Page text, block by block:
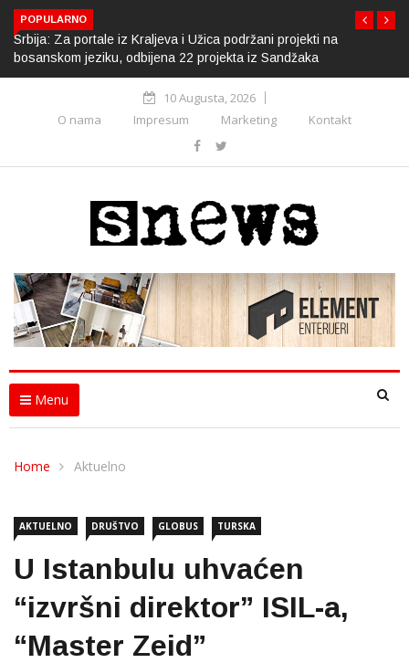
POPULARNO
Srbija: Za portale iz Kraljeva i Užica podržani projekti na
bosanskom jeziku, odbijena 22 projekta iz Sandžaka
10 Augusta, 2026
O nama
Impresum Marketing Kontakt
Menu
Home Aktuelno
AKTUELNO DRUŠTVO GLOBUS TURSKA
U Istanbulu uhvaćen
“izvršni direktor” ISIL-a,
“Master Zeid”